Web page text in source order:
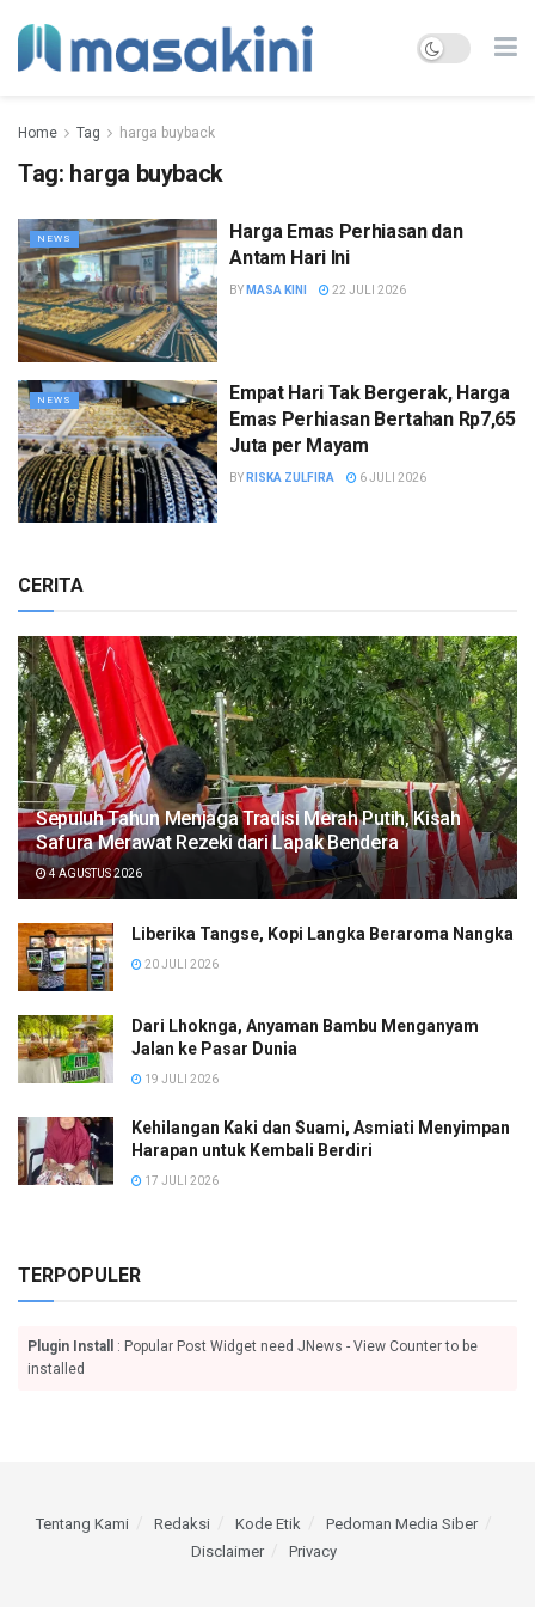
Home Tag harga buyback
Tag: harga buyback
NEWS
Harga Emas Perhiasan dan
Antam Hari Ini
BY MASA KINI 22 JULI 2026
NEWS
Empat Hari Tak Bergerak, Harga
Emas Perhiasan Bertahan Rp7,65
Juta per Mayam
BY RISKA ZULFIRA 6 JULI 2026
CERITA
Sepuluh Tahun Menjaga Tradisi Merah Putih, Kisah
Safura Merawat Rezeki dari Lapak Bendera
4 AGUSTUS 2026
Liberika Tangse, Kopi Langka Beraroma Nangka
20 JULI 2026
Dari Lhoknga, Anyaman Bambu Menganyam
Jalan ke Pasar Dunia
19 JULI 2026
Kehilangan Kaki dan Suami, Asmiati Menyimpan
Harapan untuk Kembali Berdiri
17 JULI 2026
TERPOPULER
Plugin Install
: Popular Post Widget need JNews - View Counter to be
installed
Tentang Kami Redaksi Kode Etik
Pedoman Media Siber
Disclaimer
Privacy